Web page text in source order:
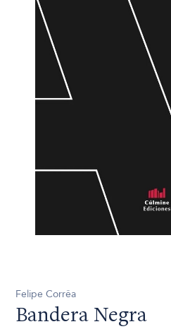
Felipe Corrêa
Bandera Negra